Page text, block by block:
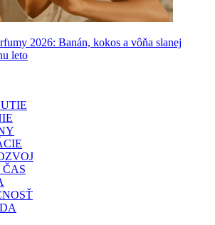
2026: Banán, kokos a vôňa slanej
leto